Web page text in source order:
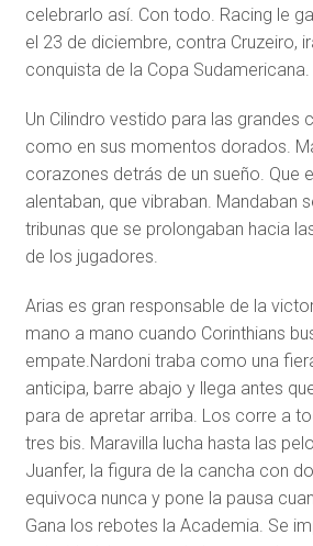
celebrarlo así. Con todo. Racing le
el 23 de diciembre, contra Cruzeiro,
conquista de la Copa Sudamericana.
Un Cilindro vestido para las grandes
como en sus momentos dorados.
corazones detrás de un sueño. Que
alentaban, que vibraban. Mandaban
tribunas que se prolongaban hacia
de los jugadores.
Arias es gran responsable de la
mano a mano cuando Corinthians
empate.Nardoni traba como una
anticipa, barre abajo y llega antes
para de apretar arriba. Los corre a
tres bis. Maravilla lucha hasta las
Juanfer, la figura de la cancha con
equivoca nunca y pone la pausa
Gana los rebotes la Academia. Se